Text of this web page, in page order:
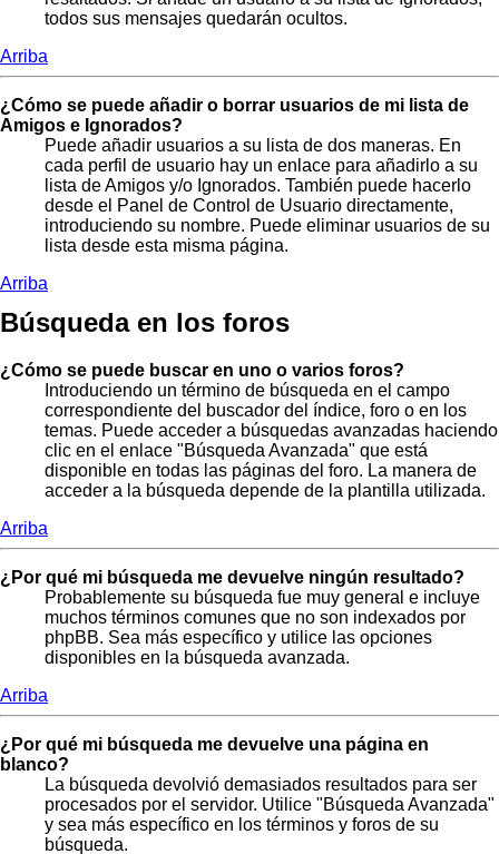
todos sus mensajes quedarán ocultos.
Arriba
¿Cómo se puede añadir o borrar usuarios de mi lista de
Amigos e Ignorados?
Puede añadir usuarios a su lista de dos maneras. En
cada perfil de usuario hay un enlace para añadirlo a su
lista de Amigos y/o Ignorados. También puede hacerlo
desde el Panel de Control de Usuario directamente,
introduciendo su nombre. Puede eliminar usuarios de su
lista desde esta misma página.
Arriba
Búsqueda en los foros
¿Cómo se puede buscar en uno o varios foros?
Introduciendo un término de búsqueda en el campo
correspondiente del buscador del índice, foro o en los
temas. Puede acceder a búsquedas avanzadas haciendo
clic en el enlace "Búsqueda Avanzada" que está
disponible en todas las páginas del foro. La manera de
acceder a la búsqueda depende de la plantilla utilizada.
Arriba
¿Por qué mi búsqueda me devuelve ningún resultado?
Probablemente su búsqueda fue muy general e incluye
muchos términos comunes que no son indexados por
phpBB. Sea más específico y utilice las opciones
disponibles en la búsqueda avanzada.
Arriba
¿Por qué mi búsqueda me devuelve una página en
blanco?
La búsqueda devolvió demasiados resultados para ser
procesados por el servidor. Utilice "Búsqueda Avanzada"
y sea más específico en los términos y foros de su
búsqueda.